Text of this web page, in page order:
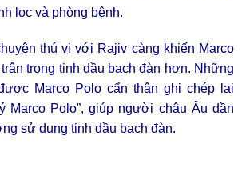
lọc và phòng bệnh.
thú vị với Rajiv càng khiến Marco
trọng tinh dầu bạch đàn hơn. Những
Marco Polo cẩn thận ghi chép lại
Marco Polo”, giúp người châu Âu dần
sử dụng tinh dầu bạch đàn.